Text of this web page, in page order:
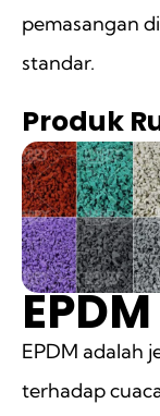
pemasangan
standar.
Produk
EPDM
EPDM adalah
terhadap